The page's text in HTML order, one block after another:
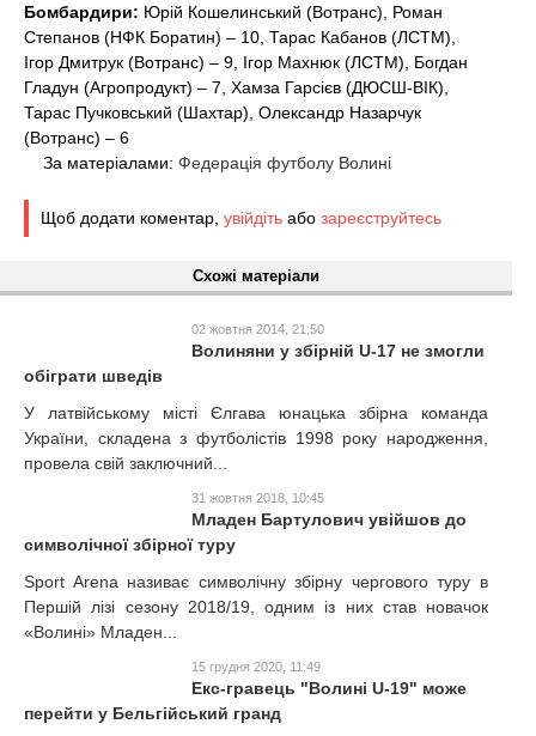
Бомбардири: Юрій Кошелинський (Вотранс), Роман
Степанов (НФК Боратин) – 10, Тарас Кабанов (ЛСТМ),
Ігор Дмитрук (Вотранс) – 9, Ігор Махнюк (ЛСТМ), Богдан
Гладун (Агропродукт) – 7, Хамза Гарсієв (ДЮСШ-ВІК),
Тарас Пучковський (Шахтар), Олександр Назарчук
(Вотранс) – 6
За матеріалами: Федерація футболу Волині
Щоб додати коментар, увійдіть або зареєструйтесь
Схожі матеріали
02 жовтня 2014, 21:50
Волиняни у збірній U-17 не змогли
обіграти шведів
У латвійському місті Єлгава юнацька збірна команда
України, складена з футболістів 1998 року народження,
провела свій заключний...
31 жовтня 2018, 10:45
Младен Бартулович увійшов до
символічної збірної туру
Sport Arena називає символічну збірну чергового туру в
Першій лізі сезону 2018/19, одним із них став новачок
«Волині» Младен...
15 грудня 2020, 11:49
Екс-гравець "Волині U-19" може
перейти у Бельгійський гранд